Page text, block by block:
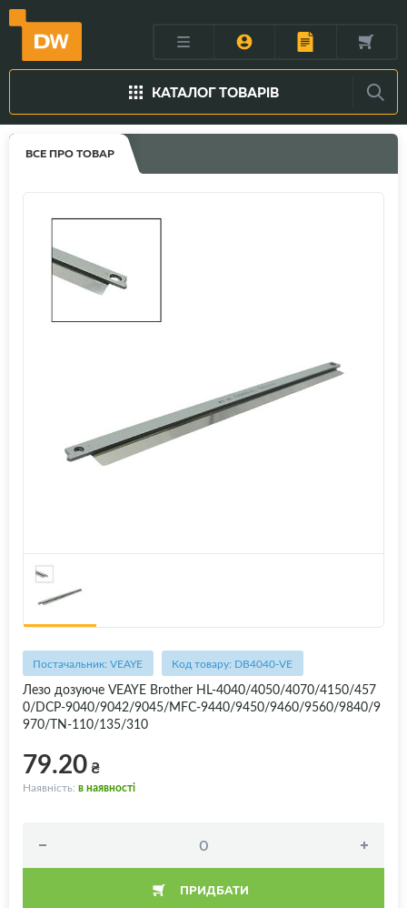
КАТАЛОГ ТОВАРІВ
ВСЕ ПРО ТОВАР
Постачальник: VEAYE Код товару: DB4040-VE
Лезо дозуюче VEAYE Brother HL-4040/4050/4070/4150/457
0/DCP-9040/9042/9045/MFC-9440/9450/9460/9560/9840/9
970/TN-110/135/310
79.20₴
Наявність: в наявності
ПРИДБАТИ